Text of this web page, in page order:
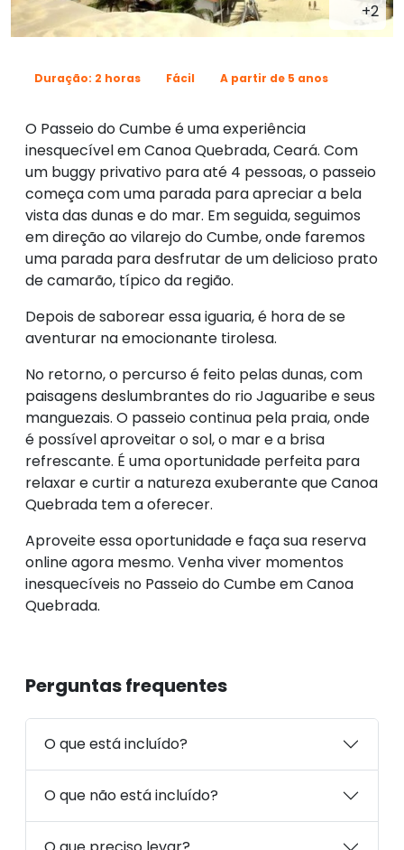
+2
Duração: 2 horas Fácil A partir de 5 anos
O Passeio do Cumbe é uma experiência
inesquecível em Canoa Quebrada, Ceará. Com
um buggy privativo para até 4 pessoas, o passeio
começa com uma parada para apreciar a bela
vista das dunas e do mar. Em seguida, seguimos
em direção ao vilarejo do Cumbe, onde faremos
uma parada para desfrutar de um delicioso prato
de camarão, típico da região.
Depois de saborear essa iguaria, é hora de se
aventurar na emocionante tirolesa.
No retorno, o percurso é feito pelas dunas, com
paisagens deslumbrantes do rio Jaguaribe e seus
manguezais. O passeio continua pela praia, onde
é possível aproveitar o sol, o mar e a brisa
refrescante. É uma oportunidade perfeita para
relaxar e curtir a natureza exuberante que Canoa
Quebrada tem a oferecer.
Aproveite essa oportunidade e faça sua reserva
online agora mesmo. Venha viver momentos
inesquecíveis no Passeio do Cumbe em Canoa
Quebrada.
Perguntas frequentes
O que está incluído?
O que não está incluído?